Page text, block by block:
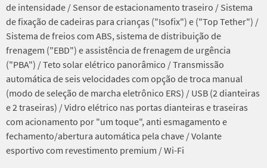
de intensidade / Sensor de estacionamento traseiro / Sistema
de fixação de cadeiras para crianças ("Isofix") e ("Top Tether") /
Sistema de freios com ABS, sistema de distribuição de
frenagem ("EBD") e assistência de frenagem de urgência
("PBA") / Teto solar elétrico panorâmico / Transmissão
automática de seis velocidades com opção de troca manual
(modo de seleção de marcha eletrônico ERS) / USB (2 dianteiras
e 2 traseiras) / Vidro elétrico nas portas dianteiras e traseiras
com acionamento por "um toque", anti esmagamento e
fechamento/abertura automática pela chave / Volante
esportivo com revestimento premium / Wi-Fi